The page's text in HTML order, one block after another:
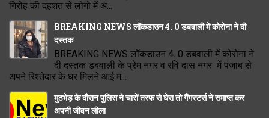
गिरोह की दहशत से लोगो में अ...
BREAKING NEWS लॉकडाउन 4. 0 डबवाली में कोरोना ने दी
दस्तक
BREAKING NEWS लॉकडाउन 4. 0 डबवाली में कोरोना ने
दी दस्तक डबवाली के प्रेम नगर व रवि दास नगर में पंजाब से
अपने रिश्तेदार के घर मिलने आई म...
मुठभेड़ के दौरान पुलिस ने चारों तरफ से घेरा तो गैंगस्टर्स ने समाप्त कर
अपनी जीवन लीला